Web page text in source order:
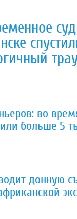
во
больше 5
донную